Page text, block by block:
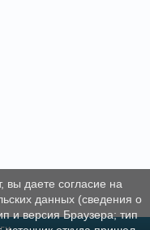
вы даете согласие на
данных (сведения о
и версия Браузера; тип